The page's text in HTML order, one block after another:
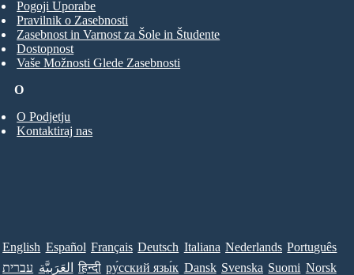
O
O Podjetju
Kontaktiraj nas
Pogoji Uporabe
Pravilnik o Zasebnosti
Zasebnost in Varnost za Šole in Študente
Dostopnost
Vaše Možnosti Glede Zasebnosti
English Español Français Deutsch Italiana Nederlands Português
עברית العَرَبِيَّة हिन्दी ру́сский язы́к Dansk Svenska Suomi Norsk